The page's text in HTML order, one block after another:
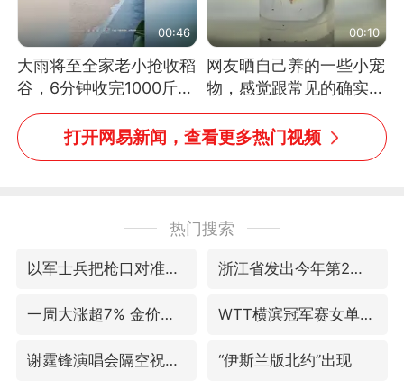
00:46
大雨将至全家老小抢收稻
谷，6分钟收完1000斤，
没有一个人掉链子
00:10
网友晒自己养的一些小宠
物，感觉跟常见的确实有
些不一样
打开网易新闻，查看更多热门视频
热门搜索
以军士兵把枪口对准中国记者 浙江省发出今年第2号指挥长令
一周大涨超7% 金价为何突然上涨 WTT横滨冠军赛女单四强国乒占三席
谢霆锋演唱会隔空祝王菲生日快乐 “伊斯兰版北约”出现